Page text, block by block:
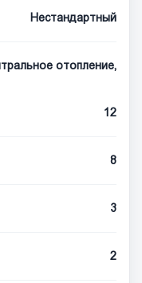
Нестандартный
отопление,
12
8
3
2